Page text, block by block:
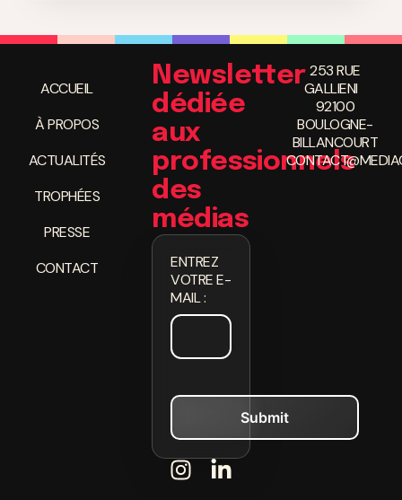
ACCUEIL
À PROPOS
ACTUALITÉS
TROPHÉES
PRESSE
CONTACT
Newsletter
dédiée
aux
professionnels
des
médias
ENTREZ
VOTRE E-
MAIL :
253 RUE
GALLIENI
92100
BOULOGNE-
BILLANCOURT